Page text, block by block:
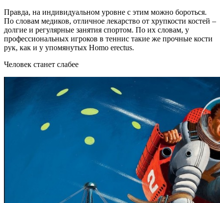
Правда, на индивидуальном уровне с этим можно бороться.
По словам медиков, отличное лекарство от хрупкости костей –
долгие и регулярные занятия спортом. По их словам, у
профессиональных игроков в теннис такие же прочные кости
рук, как и у упомянутых Homo erectus.
Человек станет слабее